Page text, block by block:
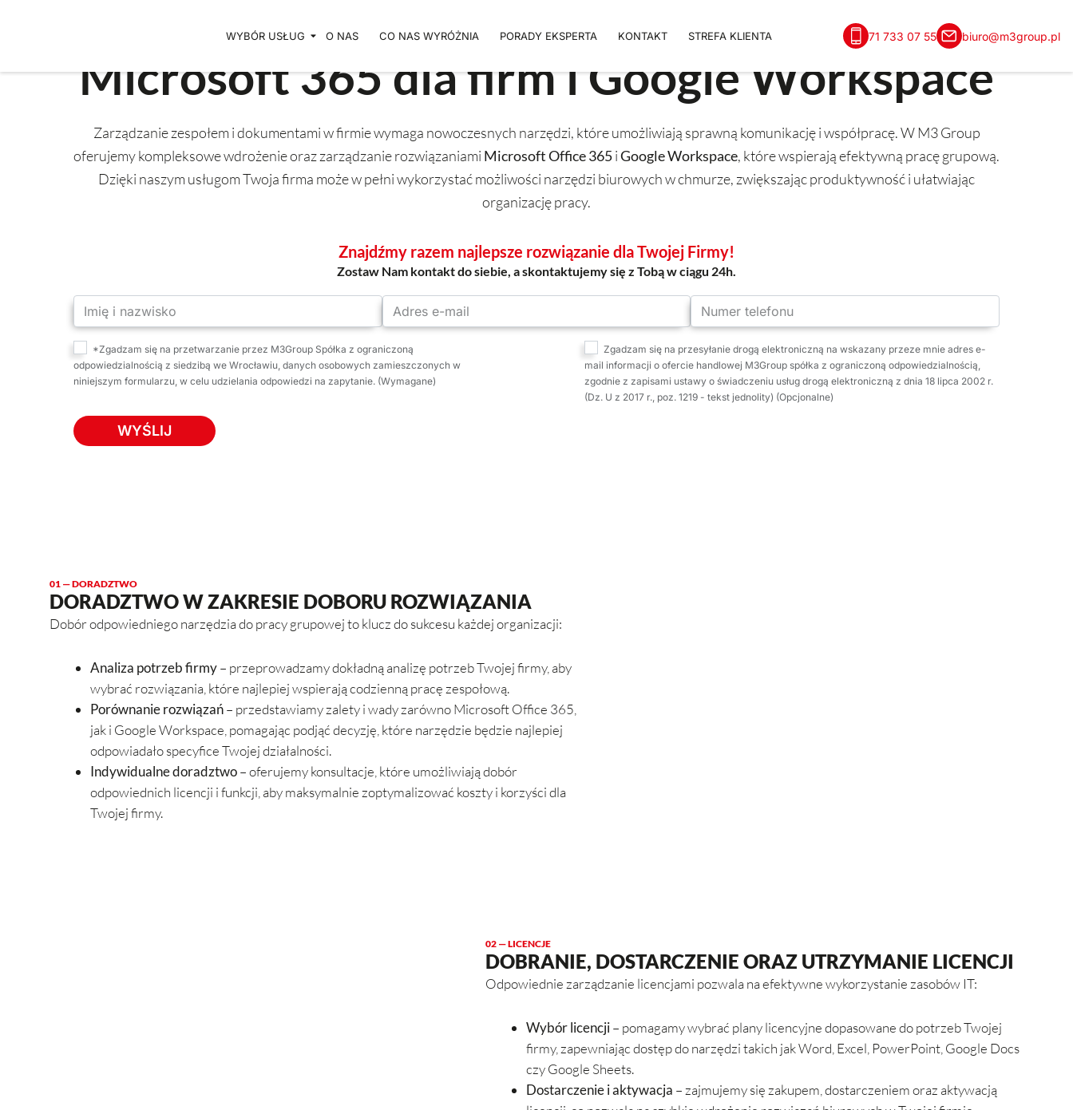
WYBÓR USŁUG O NAS CO NAS WYRÓŻNIA PORADY EKSPERTA KONTAKT STREFA KLIENTA 71 733 07 55 biuro@m3group.pl
Microsoft 365 dla firm i Google Workspace
Zarządzanie zespołem i dokumentami w firmie wymaga nowoczesnych narzędzi, które umożliwiają sprawną komunikację i współpracę. W M3 Group
oferujemy kompleksowe wdrożenie oraz zarządzanie rozwiązaniami Microsoft Office 365iGoogle Workspace, które wspierają efektywną pracę grupową.
Dzięki naszym usługom Twoja firma może w pełni wykorzystać możliwości narzędzi biurowych w chmurze, zwiększając produktywność i ułatwiając
organizację pracy.
Znajdźmy razem najlepsze rozwiązanie dla Twojej Firmy!
Zostaw Nam kontakt do siebie, a skontaktujemy się z Tobą w ciągu 24h.
*Zgadzam się na przetwarzanie przez M3Group Spółka z ograniczoną
odpowiedzialnością z siedzibą we Wrocławiu, danych osobowych zamieszczonych w
niniejszym formularzu, w celu udzielania odpowiedzi na zapytanie. (Wymagane)
Zgadzam się na przesyłanie drogą elektroniczną na wskazany przeze mnie adres e-
mail informacji o ofercie handlowej M3Group spółka z ograniczoną odpowiedzialnością,
zgodnie z zapisami ustawy o świadczeniu usług drogą elektroniczną z dnia 18 lipca 2002 r.
(Dz. U z 2017 r., poz. 1219 - tekst jednolity) (Opcjonalne)
01 — DORADZTWO
DORADZTWO W ZAKRESIE DOBORU ROZWIĄZANIA
Dobór odpowiedniego narzędzia do pracy grupowej to klucz do sukcesu każdej organizacji:
Analiza potrzeb firmy– przeprowadzamy dokładną analizę potrzeb Twojej firmy, aby
wybrać rozwiązania, które najlepiej wspierają codzienną pracę zespołową.
Porównanie rozwiązań– przedstawiamy zalety i wady zarówno Microsoft Office 365,
jak i Google Workspace, pomagając podjąć decyzję, które narzędzie będzie najlepiej
odpowiadało specyfice Twojej działalności.
Indywidualne doradztwo– oferujemy konsultacje, które umożliwiają dobór
odpowiednich licencji i funkcji, aby maksymalnie zoptymalizować koszty i korzyści dla
Twojej firmy.
02 — LICENCJE
DOBRANIE, DOSTARCZENIE ORAZ UTRZYMANIE LICENCJI
Odpowiednie zarządzanie licencjami pozwala na efektywne wykorzystanie zasobów IT:
Wybór licencji– pomagamy wybrać plany licencyjne dopasowane do potrzeb Twojej
firmy, zapewniając dostęp do narzędzi takich jak Word, Excel, PowerPoint, Google Docs
czy Google Sheets.
Dostarczenie i aktywacja – zajmujemy się zakupem, dostarczeniem oraz aktywacją